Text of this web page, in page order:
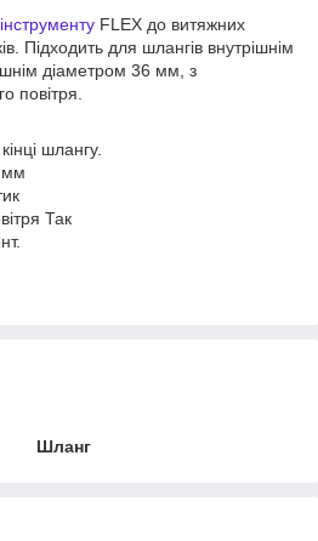
FLEX до витяжних
Підходить для шлангів внутрішнім
діаметром 36 мм, з
повітря.
шлангу.
мм
Так
Шланг